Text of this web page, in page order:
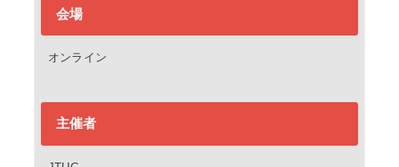
会場
オンライン
主催者